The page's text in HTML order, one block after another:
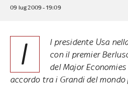
09 lug 2009 - 19:09
I
l presidente Usa
con il premier
del Major
accordo tra i Grandi del